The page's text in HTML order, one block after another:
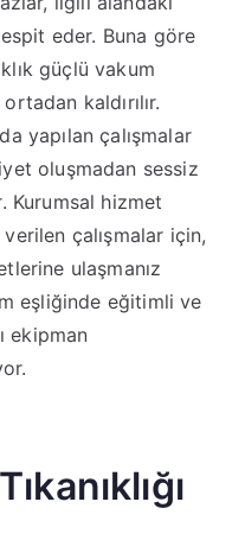
tespit eder. Buna göre
güçlü vakum
kaldırılır.
yapılan çalışmalar
oluşmadan sessiz
Kurumsal hizmet
çalışmalar için,
ulaşmanız
eşliğinde eğitimli ve
ekipman